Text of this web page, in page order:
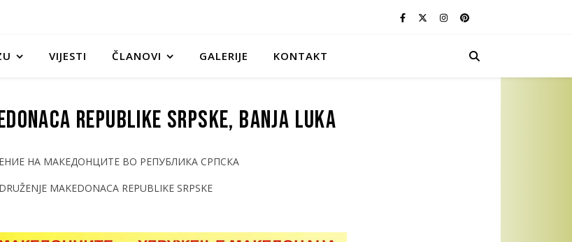
VIJESTI ČLANOVI GALERIJE KONTAKT
Republike Srpske, Banja Luka
НА МАКЕДОНЦИТЕ ВО РЕПУБЛИКА СРПСКА
MAKEDONACA REPUBLIKE SRPSKE